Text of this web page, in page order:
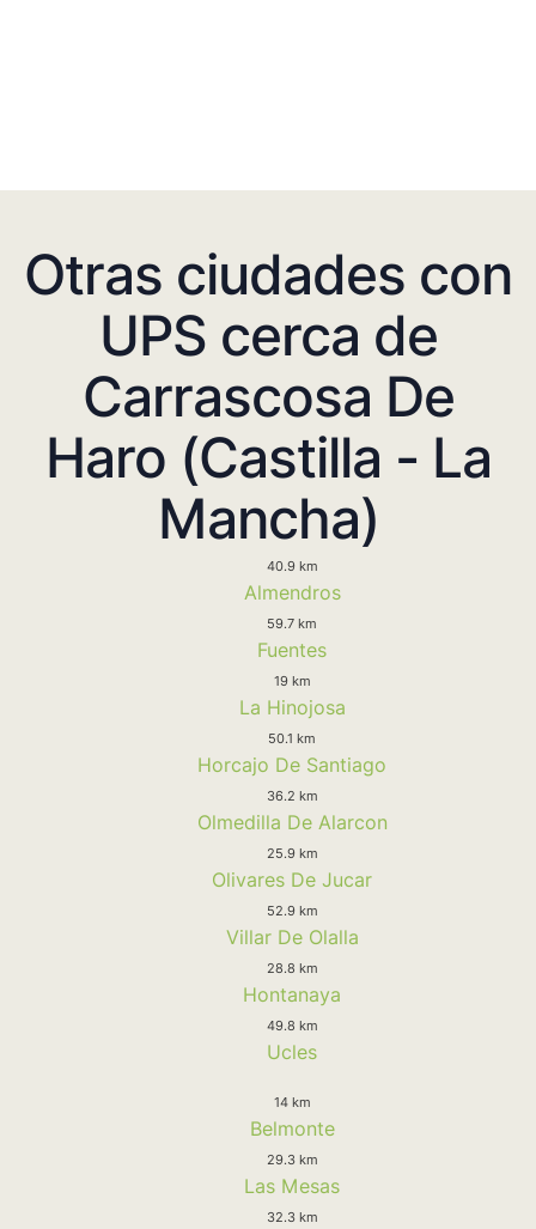
Otras ciudades con
UPS cerca de
Carrascosa De
Haro (Castilla - La
Mancha)
40.9 km
Almendros
59.7 km
Fuentes
19 km
La Hinojosa
50.1 km
Horcajo De Santiago
36.2 km
Olmedilla De Alarcon
25.9 km
Olivares De Jucar
52.9 km
Villar De Olalla
28.8 km
Hontanaya
49.8 km
Ucles
14 km
Belmonte
29.3 km
Las Mesas
32.3 km